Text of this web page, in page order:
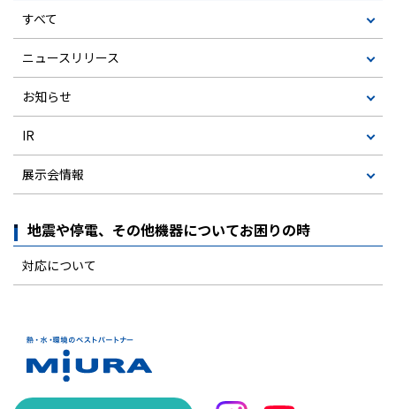
すべて
ニュースリリース
お知らせ
IR
展示会情報
地震や停電、その他機器についてお困りの時
対応について